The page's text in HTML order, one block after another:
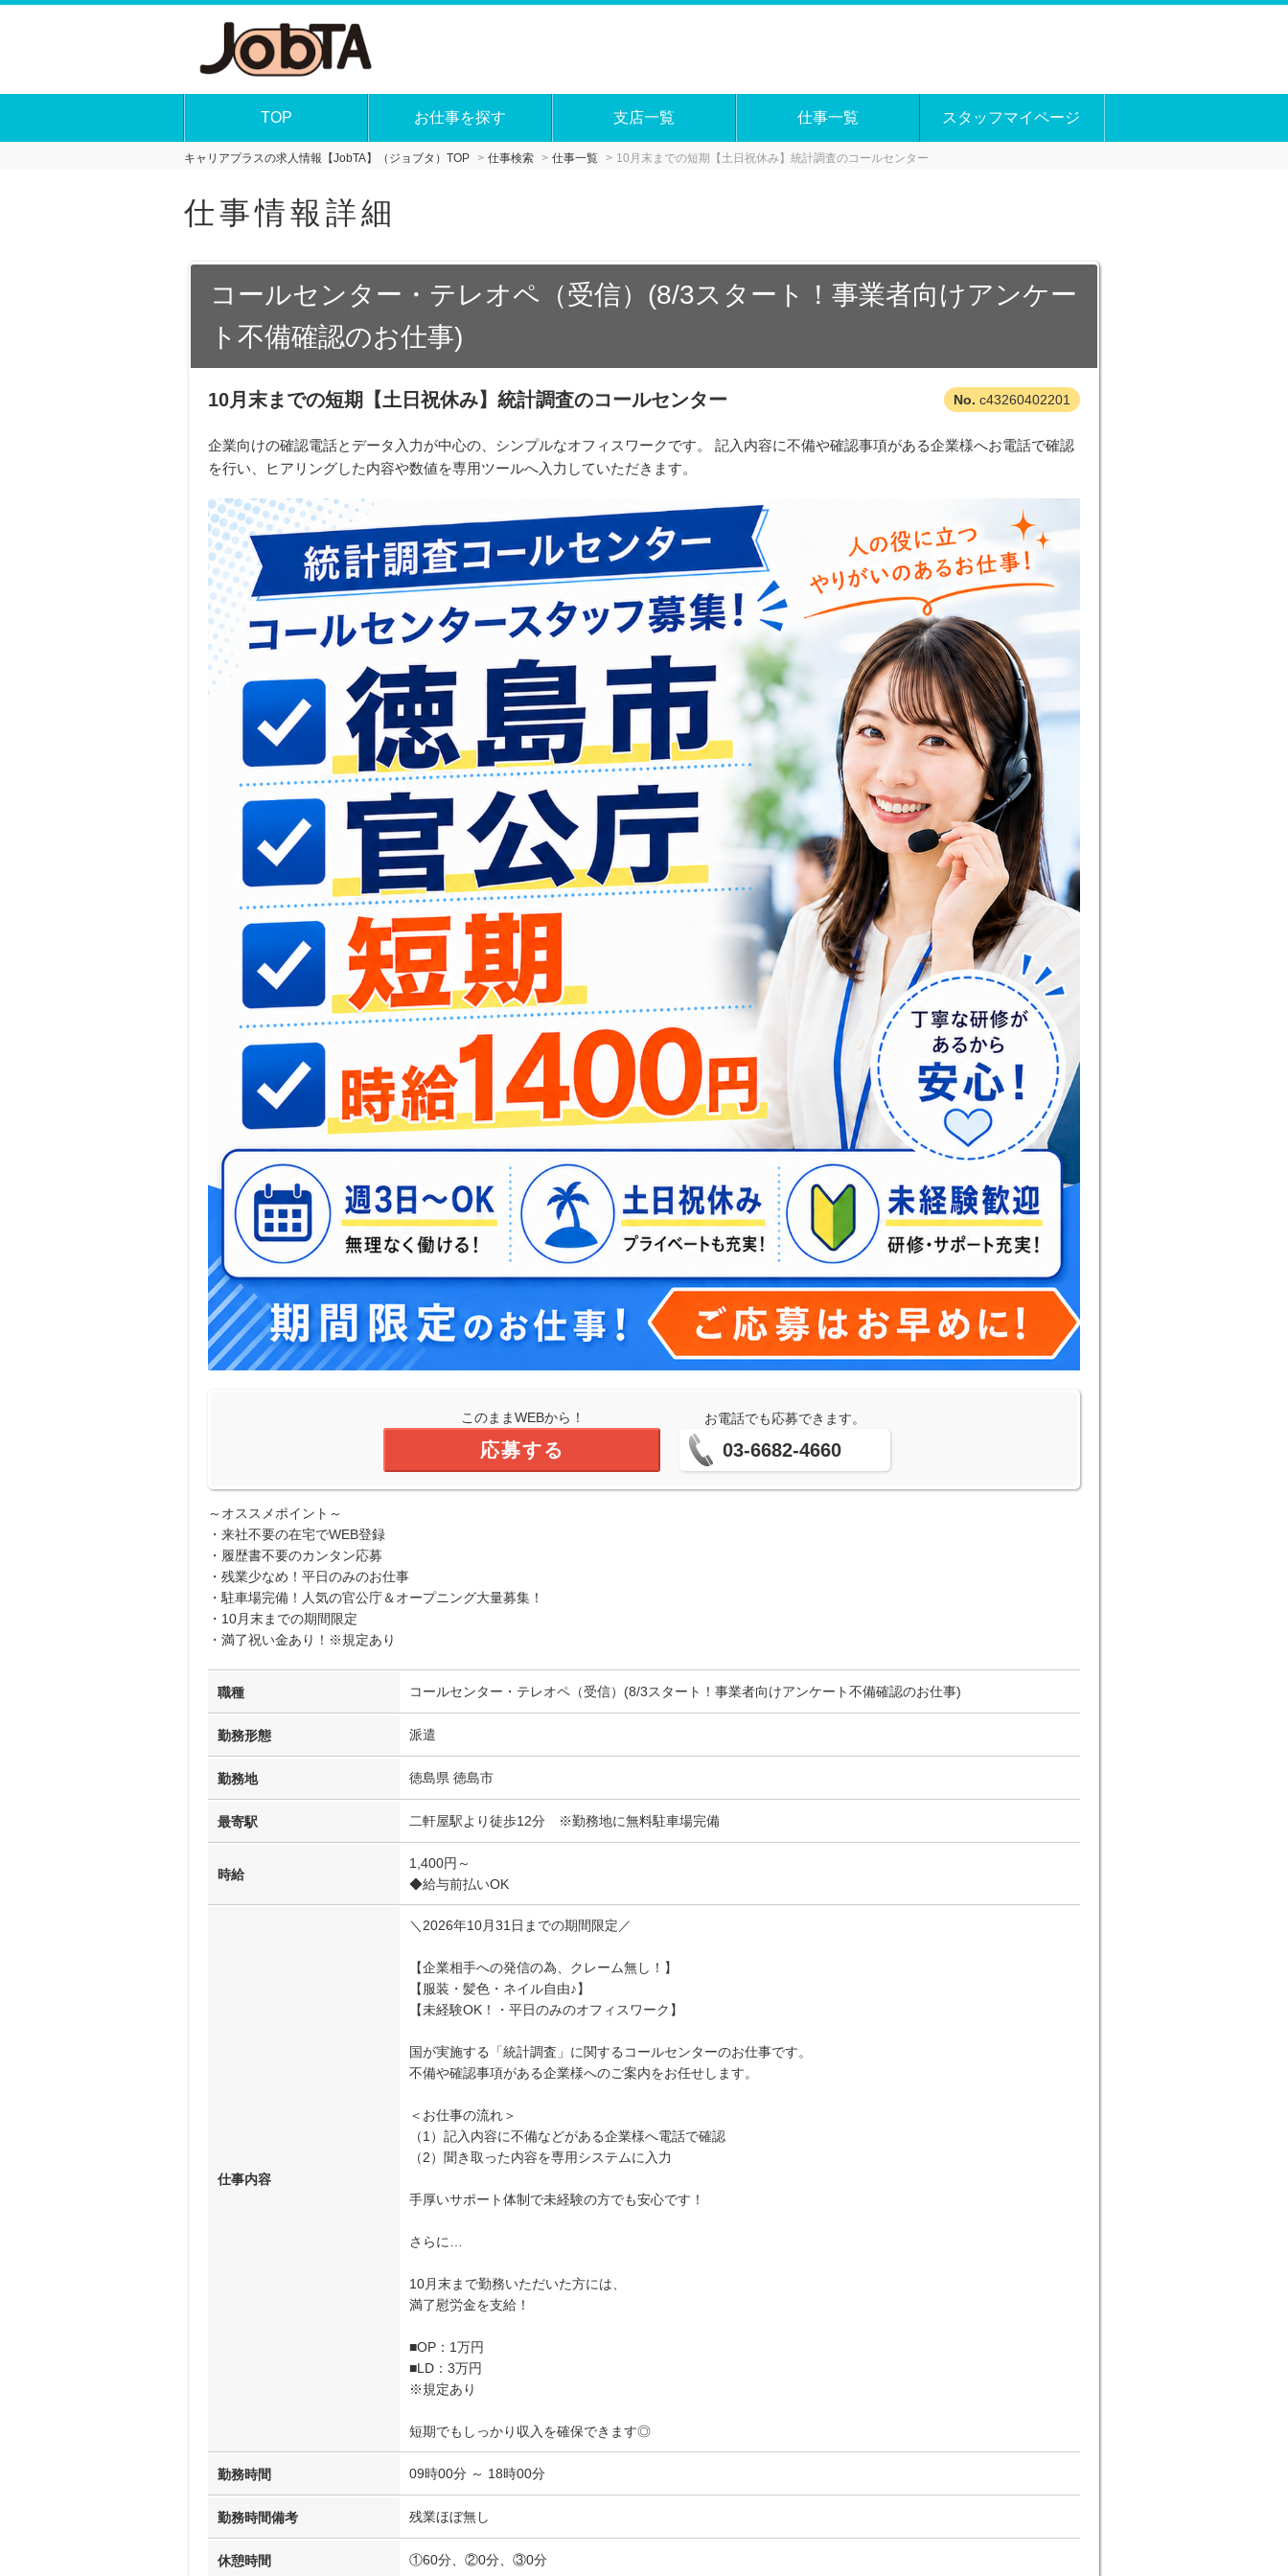
TOP お仕事を探す 支店一覧 仕事一覧 スタッフマイページ
キャリアプラスの求人情報【JobTA】（ジョブタ）TOP 仕事検索 仕事一覧 10月末までの短期【土日祝休み】統計調査のコールセンター
仕事情報詳細
コールセンター・テレオペ（受信）(8/3スタート！事業者向けアンケー
ト不備確認のお仕事)
c43260402201
10月末までの短期【土日祝休み】統計調査のコールセンター
企業向けの確認電話とデータ入力が中心の、シンプルなオフィスワークです。 記入内容に不備や確認事項がある企業様へお電話で確認
を行い、ヒアリングした内容や数値を専用ツールへ入力していただきます。
このままWEBから！
応募する
お電話でも応募できます。
03-6682-4660
～オススメポイント～
・来社不要の在宅でWEB登録
・履歴書不要のカンタン応募
・残業少なめ！平日のみのお仕事
・駐車場完備！人気の官公庁＆オープニング大量募集！
・10月末までの期間限定
・満了祝い金あり！※規定あり
職種 コールセンター・テレオペ（受信）(8/3スタート！事業者向けアンケート不備確認のお仕事)
勤務形態 派遣
勤務地 徳島県 徳島市
最寄駅 二軒屋駅より徒歩12分 ※勤務地に無料駐車場完備
時給
1,400円～
◆給与前払いOK
仕事内容
＼2026年10月31日までの期間限定／
【企業相手への発信の為、クレーム無し！】
【服装・髪色・ネイル自由♪】
【未経験OK！・平日のみのオフィスワーク】
国が実施する「統計調査」に関するコールセンターのお仕事です。
不備や確認事項がある企業様へのご案内をお任せします。
＜お仕事の流れ＞
（1）記入内容に不備などがある企業様へ電話で確認
（2）聞き取った内容を専用システムに入力
手厚いサポート体制で未経験の方でも安心です！
さらに…
10月末まで勤務いただいた方には、
満了慰労金を支給！
■OP：1万円
■LD：3万円
※規定あり
短期でもしっかり収入を確保できます◎
勤務時間 09時00分 ～ 18時00分
勤務時間備考 残業ほぼ無し
休憩時間 ①60分、②0分、③0分